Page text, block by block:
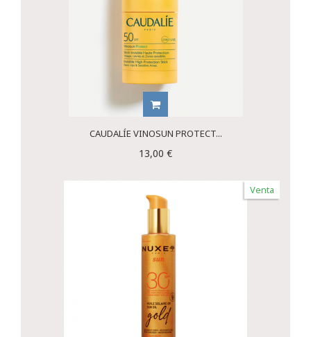
CAUDALÍE VINOSUN PROTECT...
13,00 €
Venta